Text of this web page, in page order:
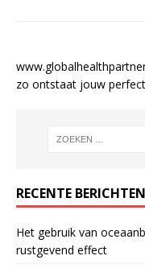
zo ontstaat jouw
RECENTE BERICHTEN
Het gebruik van
rustgevend effect